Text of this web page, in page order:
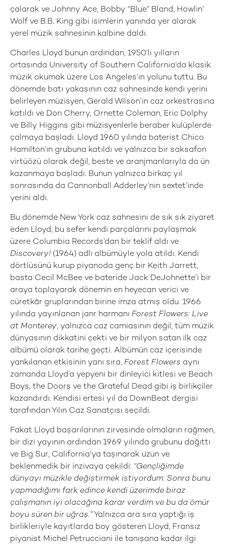
çalarak ve Johnny Ace, Bobby “Blue” Bland, Howlin’
Wolf ve B.B. King gibi isimlerin yanında yer alarak
yerel müzik sahnesinin kalbine daldı.
Charles Lloyd bunun ardından, 1950’li yılların
ortasında University of Southern California’da klasik
müzik okumak üzere Los Angeles’ın yolunu tuttu. Bu
dönemde batı yakasının caz sahnesinde kendi yerini
belirleyen müzisyen, Gerald Wilson’ın caz orkestrasına
katıldı ve Don Cherry, Ornette Coleman, Eric Dolphy
ve Billy Higgins gibi müzisyenlerle beraber kulüplerde
çalmaya başladı. Lloyd 1960 yılında baterist Chico
Hamilton’ın grubuna katıldı ve yalnızca bir saksafon
virtüözü olarak değil, beste ve aranjmanlarıyla da ün
kazanmaya başladı. Bunun yalnızca birkaç yıl
sonrasında da Cannonball Adderley’nin sextet’inde
yerini aldı.
Bu dönemde New York caz sahnesini de sık sık ziyaret
eden Lloyd, bu sefer kendi parçalarını paylaşmak
üzere Columbia Records’dan bir teklif aldı ve
Discovery! (1964) adlı albümüyle yola atıldı. Kendi
dörtlüsünü kurup piyanoda genç bir Keith Jarrett,
basta Cecil McBee ve bateride Jack DeJohnette’i bir
araya toplayarak dönemin en heyecan verici ve
cüretkâr gruplarından birine imza atmış oldu. 1966
yılında yayınlanan janr harmanı Forest Flowers: Live
at Monterey, yalnızca caz camiasının değil, tüm müzik
dünyasının dikkatini çekti ve bir milyon satan ilk caz
albümü olarak tarihe geçti. Albümün caz içerisinde
yankılanan etkisinin yanı sıra, Forest Flowers aynı
zamanda Lloyd’a yepyeni bir dinleyici kitlesi ve Beach
Boys, the Doors ve the Grateful Dead gibi iş birlikçiler
kazandırdı. Kendisi ertesi yıl da DownBeat dergisi
tarafından Yılın Caz Sanatçısı seçildi.
Fakat Lloyd başarılarının zirvesinde olmaların rağmen,
bir dizi yayının ardından 1969 yılında grubunu dağıttı
ve Big Sur, California’ya taşınarak uzun ve
beklenmedik bir inzivaya çekildi: “Gençliğimde
dünyayı müzikle değiştirmek istiyordum. Sonra bunu
yapmadığımı fark edince kendi üzerimde biraz
çalışmanın iyi olacağına karar verdim ve bu da ömür
boyu süren bir uğraş.”Yalnızca ara sıra yaptığı iş
birlikleriyle kayıtlarda boy gösteren Lloyd, Fransız
piyanist Michel Petrucciani ile tanışana kadar ilgi